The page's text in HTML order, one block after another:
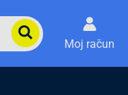
Moj račun